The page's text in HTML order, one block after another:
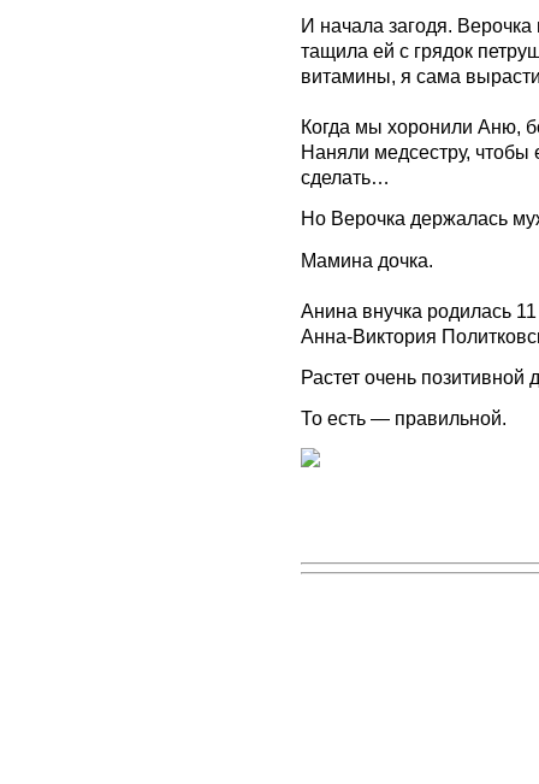
И начала загодя.
тащила ей с грядок
витамины, я сама
Когда мы хоронили Аню,
Наняли медсестру, чтобы
сделать…
Но Верочка держалась
Мамина дочка.
Анина внучка родилась
Анна-Виктория
Растет очень позитивной
То есть — правильной.